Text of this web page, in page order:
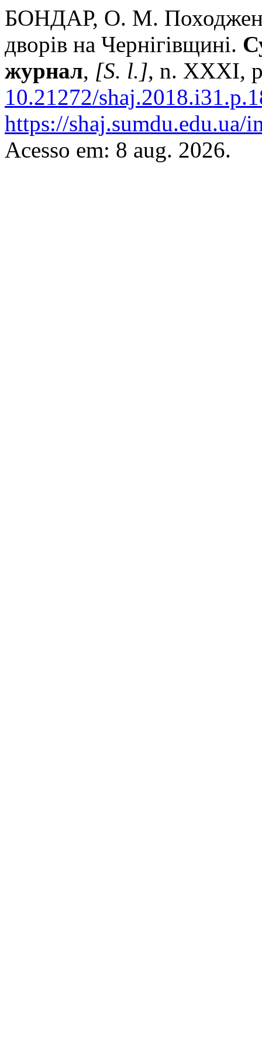
БОНДАР, О. М.
дворів на Чернігівщині.
журнал, [S. l.], n. XXXI,
10.21272/
https://
Acesso em: 8 aug. 2026.